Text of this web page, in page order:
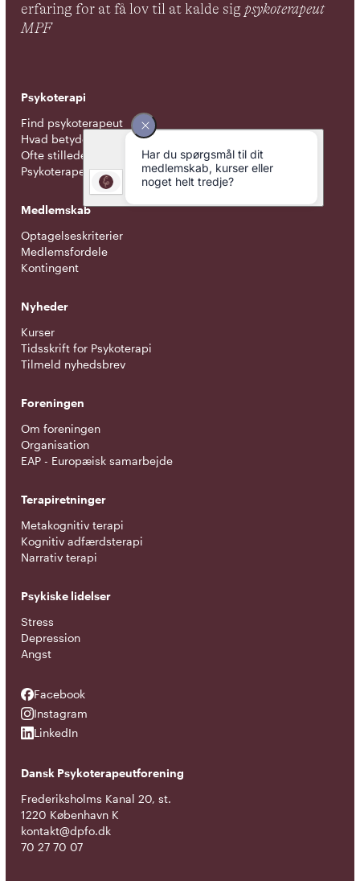
erfaring for at få lov til at kalde sig psykoterapeut
MPF
Psykoterapi
Find psykoterapeut
Hvad betyder titlen 'psykoterapeut MPF' ?
Ofte stillede spørgsmål
Psykoterapeuter nær dig
Medlemskab
Optagelseskriterier
Medlemsfordele
Kontingent
Nyheder
Kurser
Tidsskrift for Psykoterapi
Tilmeld nyhedsbrev
Foreningen
Om foreningen
Organisation
EAP - Europæisk samarbejde
Terapiretninger
Metakognitiv terapi
Kognitiv adfærdsterapi
Narrativ terapi
Psykiske lidelser
Stress
Depression
Angst
Facebook
Facebook
Instagram
Instagram
LinkedIn
LinkedIn
Dansk Psykoterapeutforening
Frederiksholms Kanal 20, st.
1220 København K
kontakt@dpfo.dk
70 27 70 07